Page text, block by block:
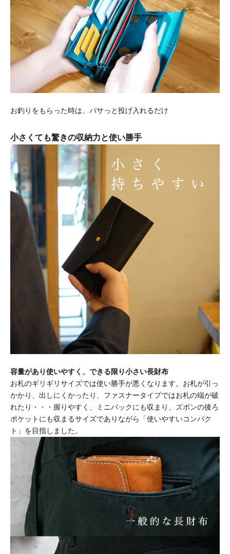
お釣りをもらった時は、バサっと投げ入れるだけ
小さくても驚きの収納力と使い勝手
容量があり使いやすく、できる限り小さい長財布
お札のギリギリサイズでは使い勝手が悪くなります。お札が引っ
かかり、出しにくかったり、ファスナータイプではお札の端が破
れたり・・・握りやすく、ミニバックにも収まり、ズボンの後ろ
ポケットにも収まるサイズでありながら「使いやすいコンパク
ト」を目指しました。